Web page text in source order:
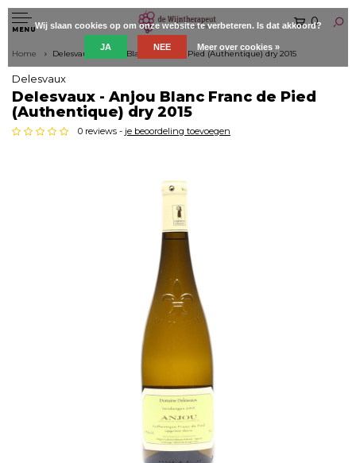
MENU
0
Home Delesvaux - Anjou Blanc Franc de Pied (Authentique) dry 2015
Delesvaux
Delesvaux - Anjou Blanc Franc de Pied
(Authentique) dry 2015
0 reviews - je beoordeling toevoegen
Wij slaan cookies op om onze website te verbeteren. Is dat akkoord?
JA NEE Meer over cookies »